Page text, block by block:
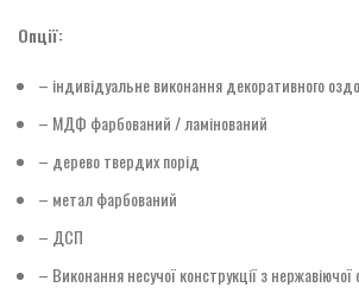
Опції:
– індивідуальне виконання декоративного
– МДФ фарбований / ламінований
– дерево твердих порід
– метал фарбований
– ДСП
– Виконання несучої конструкції з нержавіючої